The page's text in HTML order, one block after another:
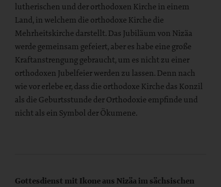
lutherischen und der orthodoxen Kirche in einem
Land, in welchem die orthodoxe Kirche die
Mehrheitskirche darstellt. Das Jubiläum von Nizäa
werde gemeinsam gefeiert, aber es habe eine große
Kraftanstrengung gebraucht, um es nicht zu einer
orthodoxen Jubelfeier werden zu lassen. Denn nach
wie vor erlebe er, dass die orthodoxe Kirche das Konzil
als die Geburtsstunde der Orthodoxie empfinde und
nicht als ein Symbol der Ökumene.
Gottesdienst mit Ikone aus Nizäa im sächsischen